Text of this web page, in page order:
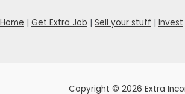
Home Get Extra Job Sell your stuff Invest
Copyright © 2026 Extra